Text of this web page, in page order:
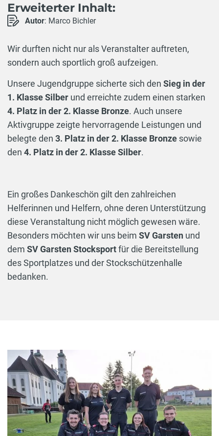
Erweiterter Inhalt:
Autor: Marco Bichler
Wir durften nicht nur als Veranstalter auftreten,
sondern auch sportlich groß aufzeigen.
Unsere Jugendgruppe sicherte sich den Sieg in der
1. Klasse Silber und erreichte zudem einen starken
4. Platz in der 2. Klasse Bronze. Auch unsere
Aktivgruppe zeigte hervorragende Leistungen und
belegte den 3. Platz in der 2. Klasse Bronze sowie
den 4. Platz in der 2. Klasse Silber.
Ein großes Dankeschön gilt den zahlreichen
Helferinnen und Helfern, ohne deren Unterstützung
diese Veranstaltung nicht möglich gewesen wäre.
Besonders möchten wir uns beim SV Garsten und
dem SV Garsten Stocksportfür die Bereitstellung
des Sportplatzes und der Stockschützenhalle
bedanken.